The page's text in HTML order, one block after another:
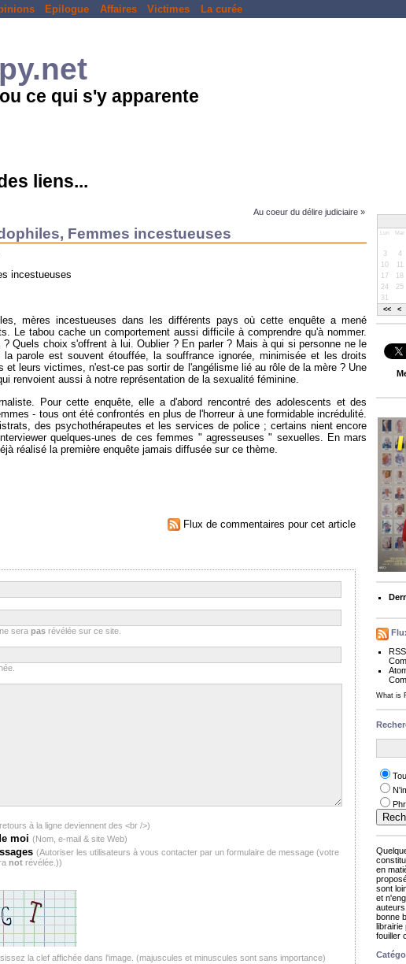
Epilogue Affaires Victimes La curée
ce qui s'y apparente
liens...
Au coeur du délire judiciaire »
Femmes incestueuses
incestueuses
mères incestueuses dans les différents pays où cette enquête a mené
Le tabou cache un comportement aussi difficile à comprendre qu'à nommer.
Quels choix s'offrent à lui. Oublier ? En parler ? Mais à qui si personne ne le
parole est souvent étouffée, la souffrance ignorée, minimisée et les droits
et leurs victimes, n'est-ce pas sortir de l'angélisme lié au rôle de la mère ? Une
renvoient aussi à notre représentation de la sexualité féminine.
Pour cette enquête, elle a d'abord rencontré des adolescents et des
- tous ont été confrontés en plus de l'horreur à une formidable incrédulité.
des psychothérapeutes et les services de police ; certains nient encore
quelques-unes de ces femmes " agresseuses " sexuelles. En mars
réalisé la première enquête jamais diffusée sur ce thème.
Flux de commentaires pour cet article
ne serapas révélée sur ce site.
(Les retours à la ligne deviennent des <br />)
moi (Nom, e-mail & site Web)
(Autoriser les utilisateurs à vous contacter par un formulaire de message (votre
not révélée.))
la clef affichée dans l'image. (majuscules et minuscules sont sans importance)
Lun Mar
<< <
3
4
10
11
17
18
24
25
31
What is
en
sont
et
bonne
librairie
fouiller